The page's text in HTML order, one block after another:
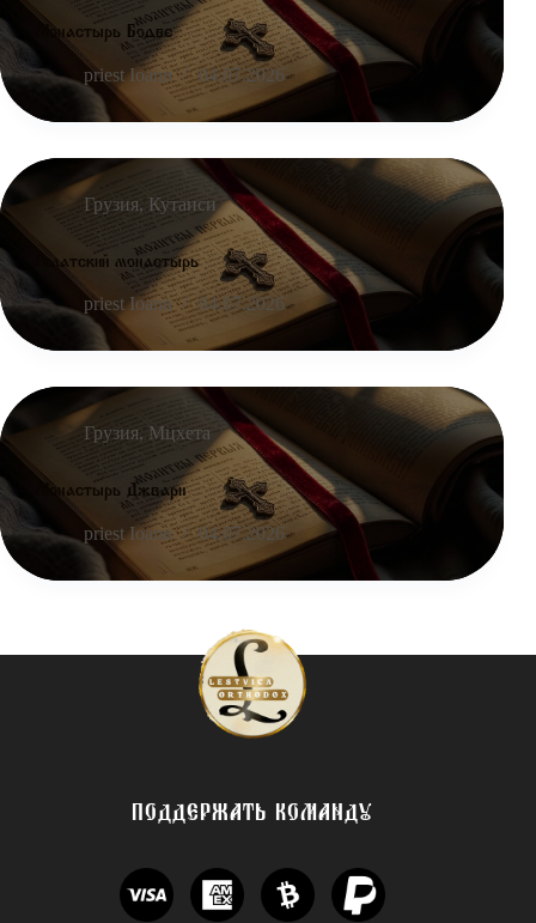
Монастырь Бодбе
priest Ioann 04.07.2026
Грузия, Кутаиси
Гелатский монастырь
priest Ioann 04.07.2026
Грузия, Мцхета
Монастырь Джвари
priest Ioann 04.07.2026
ПОДДЕРЖАТЬ КОМАНДУ